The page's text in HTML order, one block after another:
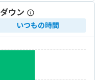
ウン
いつもの時間